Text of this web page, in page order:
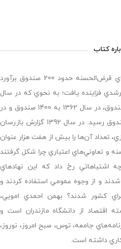
کتاب
در ابتداي انقلاب، تعداد صندوق‌هاي قرض‌الحسنه حدود 200 صندوق برآورد
فزاينده يافت؛ به نحوي که در سال
59 با رشد 300 درصدي، به 800 صندوق، در سال 1362 به 1400 صندوق و در
سال 1379 به بيش از پنج هزار صندوق رسيد. در سال 1392 گزارش بازرسان
تعداد آن‌ها را بيش از هفت هزار عنوان
تعاوني‌هاي اعتباري چرا شکل گرفتند
رخ داد که اين نهادهاي
و از وجوه عمومي استفاده کردند و
کشور شدند؟ بهمن احمدي امويي،
اقتصاد از دانشگاه مازندران است و
جامعه، توس، صبح امروز، نوروز،
داشته است.